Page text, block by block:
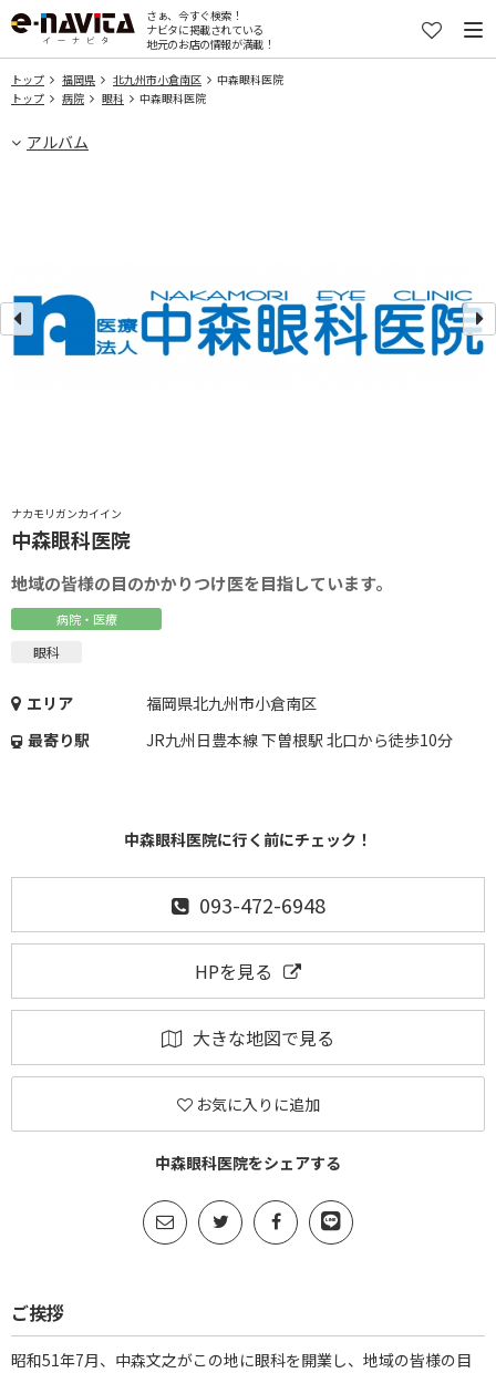
さぁ、今すぐ検索！
ナビタに掲載されている
地元のお店の情報が満載！
トップ 福岡県 北九州市小倉南区
中森眼科医院
トップ
病院 眼科 中森眼科医院
アルバム
ナカモリガンカイイン
中森眼科医院
地域の皆様の目のかかりつけ医を目指しています。
病院・医療
眼科
エリア
福岡県北九州市小倉南区
最寄り駅
JR九州日豊本線 下曽根駅 北口から徒歩10分
中森眼科医院に行く前にチェック！
093-472-6948
HPを見る
大きな地図で見る
お気に入りに追加
中森眼科医院をシェアする
ご挨拶
昭和51年7月、中森文之がこの地に眼科を開業し、地域の皆様の目